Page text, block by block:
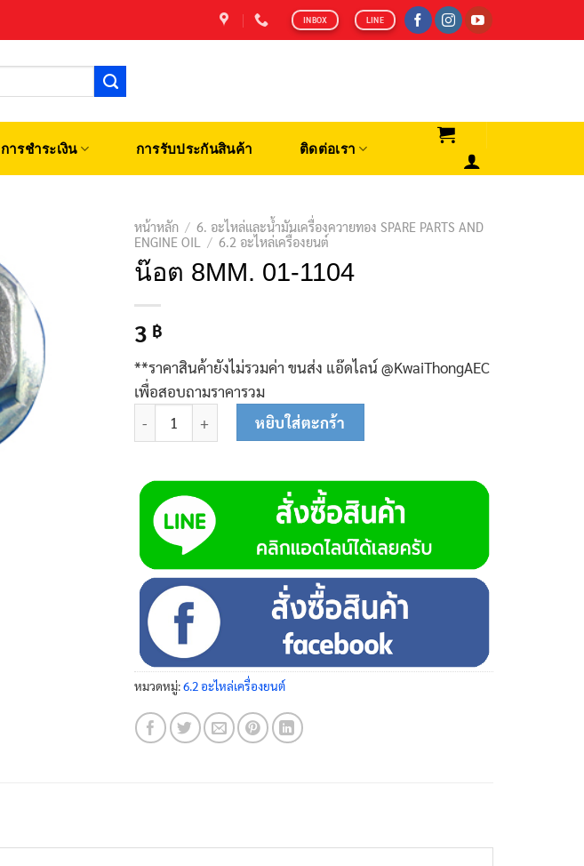
INBOX LINE
การชำระเงิน การรับประกันสินค้า ติดต่อเรา
หน้าหลัก / 6. อะไหล่และน้ำมันเครื่องควายทอง SPARE PARTS AND
ENGINE OIL
/ 6.2 อะไหล่เครื่องยนต์
น๊อต 8MM. 01-1104
3 ฿
**ราคาสินค้ายังไม่รวมค่า ขนส่ง แอ๊ดไลน์ @KwaiThongAEC
เพื่อสอบถามราคารวม
จำนวน น๊อต 8MM. 01-1104 ชิ้น
หยิบใส่ตะกร้า
หมวดหมู่:6.2 อะไหล่เครื่องยนต์